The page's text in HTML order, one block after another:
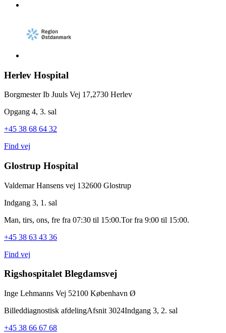
Herlev Hospital
Borgmester Ib Juuls Vej 17,2730 Herlev
Opgang 4, 3. sal
+45 38 68 64 32
Find vej
Glostrup Hospital
Valdemar Hansens vej 132600 Glostrup
Indgang 3, 1. sal
Man, tirs, ons, fre fra 07:30 til 15:00.Tor fra 9:00 til 15:00.
+45 38 63 43 36
Find vej
Rigshospitalet Blegdamsvej
Inge Lehmanns Vej 52100 København Ø
Billeddiagnostisk afdelingAfsnit 3024Indgang 3, 2. sal
+45 38 66 67 68